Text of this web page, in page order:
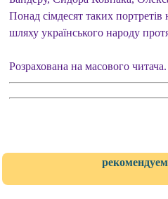
Понад сімдесят таких
шляху українського народу
Розрахована на масового читача.